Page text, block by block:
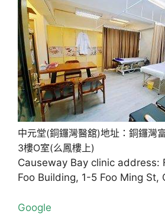
中元堂(銅鑼灣醫舘)地址：銅鑼灣
3樓O室(么鳳樓上)
Causeway Bay clinic address:
Foo Building, 1-5 Foo Ming St,
Google